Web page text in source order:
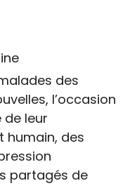
des
l’occasion
de leur
humain, des
partagés de